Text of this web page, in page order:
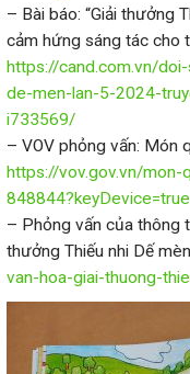
– Bài báo: “Giải thưởng
cảm hứng sáng tác cho
https://cand.com.vn/
de-men-lan-5-2024-
i733569/
– VOV phỏng vấn: Món
https://vov.gov.vn/mon-
848844?keyDevice=true
– Phỏng vấn của thông
thưởng Thiếu nhi Dế
van-hoa-giai-thuong-